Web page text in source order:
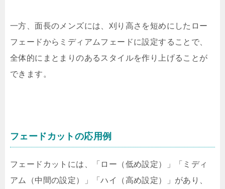
一方、面長のメンズには、刈り高さを短めにしたロー
フェードからミディアムフェードに設定することで、
全体的にまとまりのあるスタイルを作り上げることが
できます。
フェードカットの応用例
フェードカットには、「ロー（低め設定）」「ミディ
アム（中間の設定）」「ハイ（高め設定）」があり、